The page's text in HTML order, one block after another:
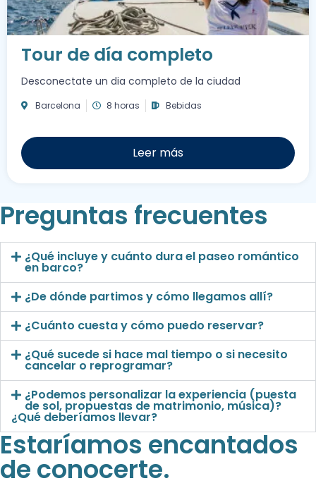
Tour de día completo
Desconectate un dia completo de la ciudad
Barcelona 8 horas Bebidas
Leer más
Preguntas frecuentes
¿Qué incluye y cuánto dura el paseo romántico
en barco?
¿De dónde partimos y cómo llegamos allí?
¿Cuánto cuesta y cómo puedo reservar?
¿Qué sucede si hace mal tiempo o si necesito
cancelar o reprogramar?
¿Podemos personalizar la experiencia (puesta
de sol, propuestas de matrimonio, música)?
¿Qué deberíamos llevar?
Estaríamos encantados
de conocerte.